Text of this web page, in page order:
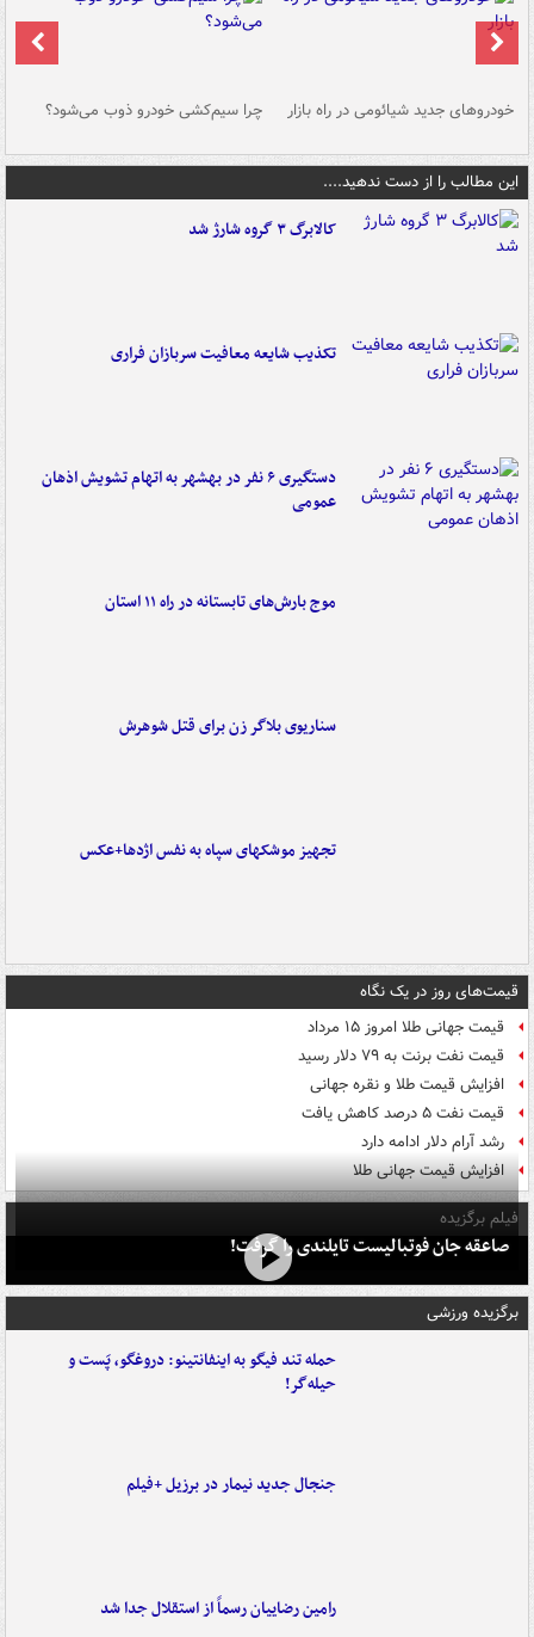
خودروهای جدید شیائومی در راه بازار چرا سیم‌کشی خودرو ذوب می‌شود؟
این مطالب را از دست ندهید....
کالابرگ ۳ گروه شارژ شد
تکذیب شایعه معافیت سربازان فراری
دستگیری ۶ نفر در بهشهر به اتهام تشویش اذهان
عمومی
موج بارش‌های تابستانه در راه ۱۱ استان
سناریوی بلاگر زن برای قتل شوهرش
تجهیز موشکهای سپاه به نفس اژدها+عکس
قیمت‌های روز در یک نگاه
قیمت جهانی طلا امروز ۱۵ مرداد
قیمت نفت برنت به ۷۹ دلار رسید
افزایش قیمت طلا و نقره جهانی
قیمت نفت ۵ درصد کاهش یافت
رشد آرام دلار ادامه دارد
افزایش قیمت جهانی طلا
فیلم برگزیده
صاعقه جان فوتبالیست تایلندی را گرفت!
برگزیده ورزشی
حمله تند فیگو به اینفانتینو: دروغگو، پَست‌ و
حیله‌گر!
جنجال جدید نیمار در برزیل +فیلم
رامین رضاییان رسماً از استقلال جدا شد